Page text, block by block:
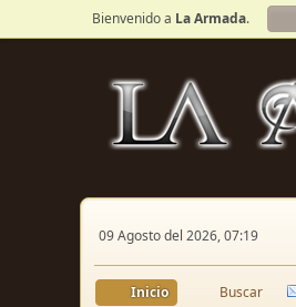
Bienvenido a La Armada.
09 Agosto del 2026, 07:19
Inicio Buscar